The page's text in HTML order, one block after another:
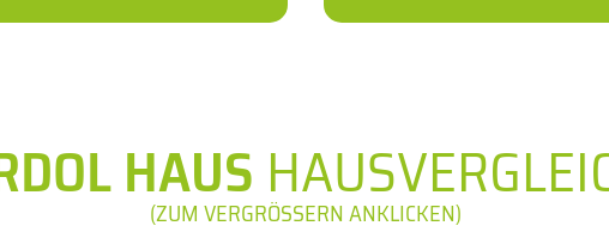
HAUS
(ZUM VERGRÖSSERN ANKLICKEN)